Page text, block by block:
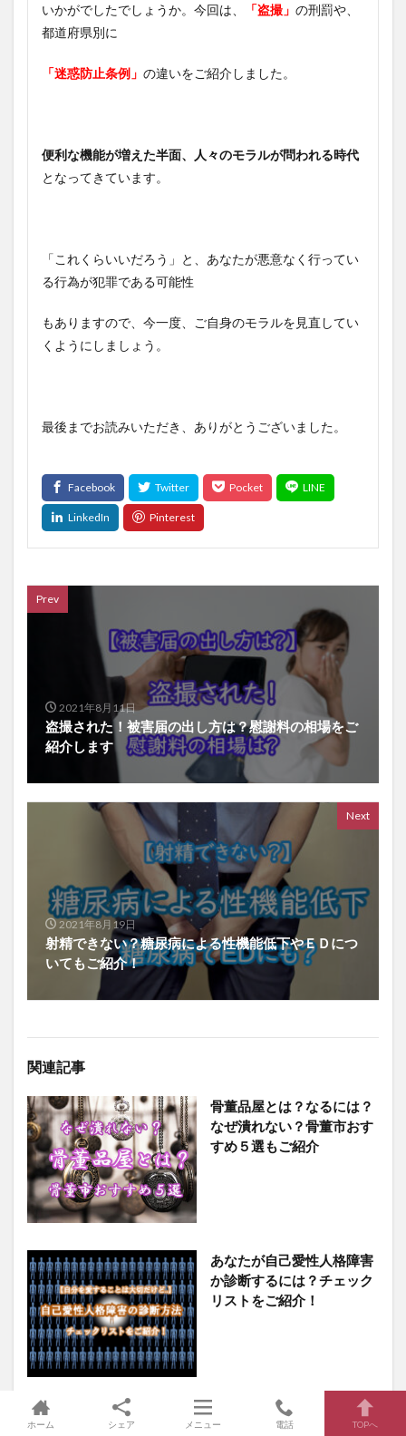
いかがでしたでしょうか。今回は、 「盗撮」 の刑罰や、
都道府県別に
「迷惑防止条例」 の違いをご紹介しました。
便利な機能が増えた半面、人々のモラルが問われる時代
となってきています。
「これくらいいだろう」と、あなたが悪意なく行ってい
る行為が犯罪である可能性
もありますので、今一度、ご自身のモラルを見直してい
くようにしましょう。
最後までお読みいただき、ありがとうございました。
Prev
2021年8月11日
盗撮された！被害届の出し方は？慰謝料の相場をご
紹介します
Next
2021年8月19日
射精できない？糖尿病による性機能低下やＥＤにつ
いてもご紹介！
関連記事
骨董品屋とは？なるには？
なぜ潰れない？骨董市おす
すめ５選もご紹介
あなたが自己愛性人格障害
か診断するには？チェック
リストをご紹介！
育脳とは？０歳からはじめ
ホーム シェア メニュー 電話 TOPへ